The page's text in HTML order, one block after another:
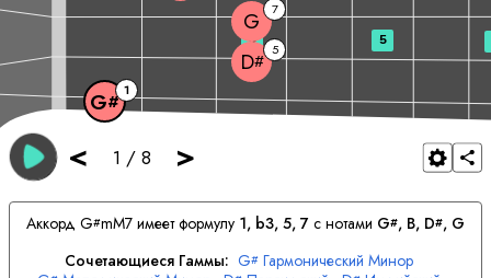
< 1 / 8 >
G# 1
D# 5
G 7
3 5
Аккорд G#mM7 имеет формулу 1, b3, 5, 7 с нотами G#, B, D#, G
Сочетающиеся Гаммы: G# Гармонический Минор